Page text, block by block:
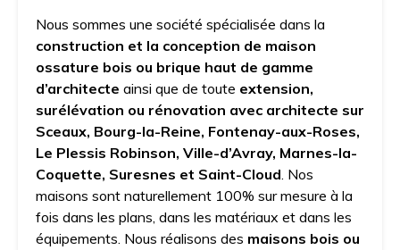
Nous sommes une société spécialisée dans la
construction et la conception de maison
ossature bois ou brique haut de gamme
d’architecte ainsi que de toute extension,
surélévation ou rénovation avec architecte sur
Sceaux, Bourg-la-Reine, Fontenay-aux-Roses,
Le Plessis Robinson, Ville-d’Avray, Marnes-la-
Coquette, Suresnes et Saint-Cloud. Nos
maisons sont naturellement 100% sur mesure à la
fois dans les plans, dans les matériaux et dans les
équipements. Nous réalisons des maisons bois ou